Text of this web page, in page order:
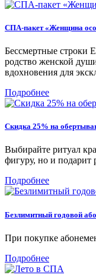
СПА-пакет «Женщина
Бессмертные строки
родство женской
вдохновения для
Подробнее
Скидка 25% на
Выбирайте ритуал
фигуру, но и подарит
Подробнее
Безлимитный годовой
При покупке
Подробнее